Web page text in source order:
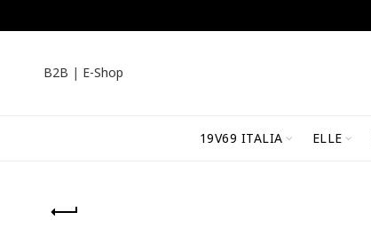
B2B | E-Shop
19V69 ITALIA ELLE